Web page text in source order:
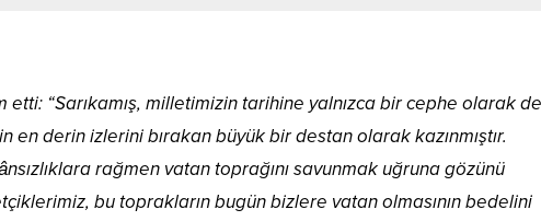
“Sarıkamış, milletimizin tarihine yalnızca bir cephe olarak
en derin izlerini bırakan büyük bir destan olarak kazınmıştır.
rağmen vatan toprağını savunmak uğruna gözünü
bu toprakların bugün bizlere vatan olmasının bedelini